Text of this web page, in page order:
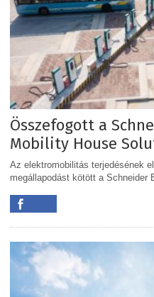
Összefogott a
Mobility House
Az elektromobilitás terjedésének
megállapodást kötött a Schneider